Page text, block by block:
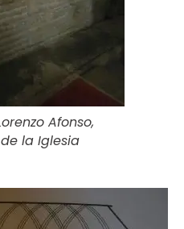
Afonso,
la Iglesia